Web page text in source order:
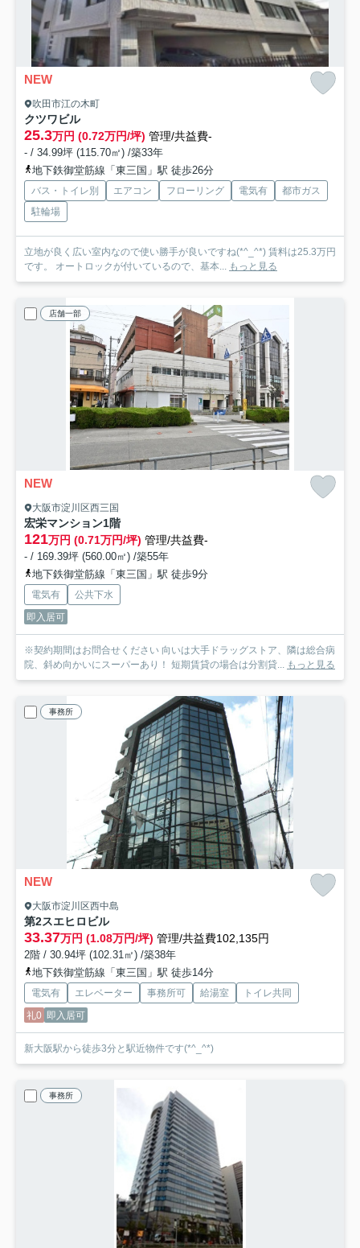
NEW
吹田市江の木町
クツワビル
25.3万円 (0.72万円/坪) 管理/共益費-
- / 34.99坪 (115.70㎡) /築33年
地下鉄御堂筋線「東三国」駅 徒歩26分
バス・トイレ別 エアコン フローリング 電気有
都市ガス
駐輪場
立地が良く広い室内なので使い勝手が良いですね(*^_^*) 賃料は25.3万円
です。 オートロックが付いているので、基本... もっと見る
店舗一部
NEW
大阪市淀川区西三国
宏栄マンション1階
121万円 (0.71万円/坪) 管理/共益費-
- / 169.39坪 (560.00㎡) /築55年
地下鉄御堂筋線「東三国」駅 徒歩9分
電気有
公共下水
即入居可
※契約期間はお問合せください 向いは大手ドラッグストア、隣は総合病
院、斜め向かいにスーパーあり！ 短期賃貸の場合は分割貸... もっと見る
事務所
NEW
大阪市淀川区西中島
第2スエヒロビル
33.37万円 (1.08万円/坪) 管理/共益費102,135円
2階 / 30.94坪 (102.31㎡) /築38年
地下鉄御堂筋線「東三国」駅 徒歩14分
電気有 エレベーター 事務所可 給湯室
トイレ共同
礼0 即入居可
新大阪駅から徒歩3分と駅近物件です(*^_^*)
事務所